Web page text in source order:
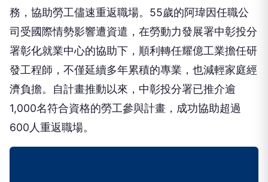
司受國際情勢影響遭資遣，在勞動力發展署中彰投分
署彰化就業中心的協助下，順利轉任耀億工業擔任研
發工程師，不僅延續多年累積的專業，也減輕家庭經
濟負擔。自計畫推動以來，中彰投分署已推介逾
1,000名符合資格的勞工參與計畫，成功協助超過
600人重返職場。